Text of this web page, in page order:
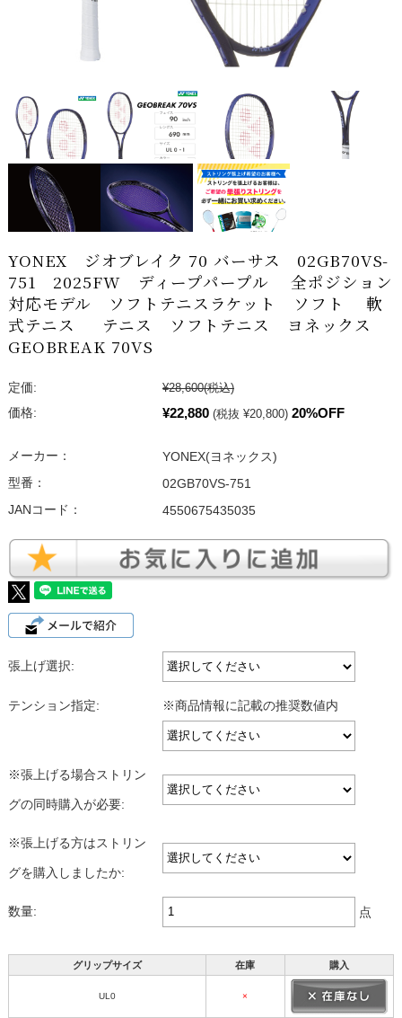
YONEX ジオブレイク 70 バーサス 02GB70VS-
751 2025FW ディープパープル 全ポジション
対応モデル ソフトテニスラケット ソフト 軟
式テニス テニス ソフトテニス ヨネックス
GEOBREAK 70VS
定価: ¥28,600(税込)
価格:
¥22,880 (税抜 ¥20,800) 20%OFF
メーカー：
YONEX(ヨネックス)
型番：
02GB70VS-751
JANコード：
4550675435035
張上げ選択:
テンション指定: ※商品情報に記載の推奨数値内
※張上げる場合ストリン
グの同時購入が必要:
※張上げる方はストリン
グを購入しましたか:
数量: 点
グリップサイズ 在庫 購入
UL0 ×